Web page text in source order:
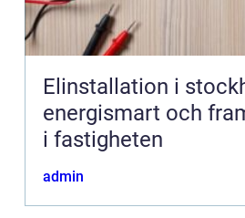
Elinstallation i stockholm
energismart och
i fastigheten
admin